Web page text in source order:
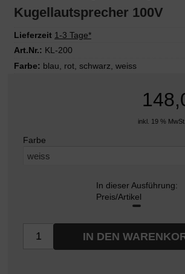
Kugellautsprecher 100V
Lieferzeit 1-3 Tage*
Art.Nr.: KL-200
Farbe: blau rot schwarz weiss
inkl. 19 %
Farbe
In dieser Ausführung:
Preis/Artikel
IN DEN